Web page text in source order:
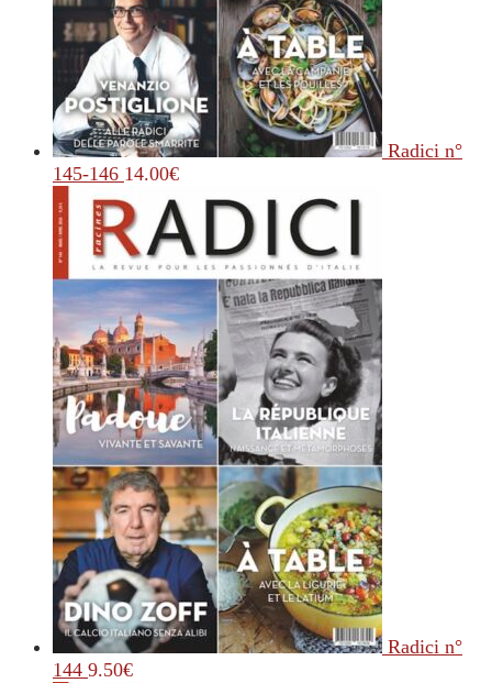
Radici n°
145-146 14.00€
Radici n°
144 9.50€